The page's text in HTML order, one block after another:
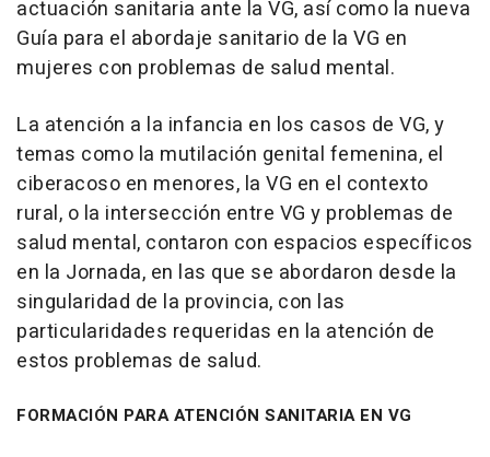
actuación sanitaria ante la VG, así como la nueva
Guía para el abordaje sanitario de la VG en
mujeres con problemas de salud mental.
La atención a la infancia en los casos de VG, y
temas como la mutilación genital femenina, el
ciberacoso en menores, la VG en el contexto
rural, o la intersección entre VG y problemas de
salud mental, contaron con espacios específicos
en la Jornada, en las que se abordaron desde la
singularidad de la provincia, con las
particularidades requeridas en la atención de
estos problemas de salud.
FORMACIÓN PARA ATENCIÓN SANITARIA EN VG